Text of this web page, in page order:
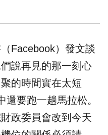
Facebook）發文談
說再見的那一刻心
的時間實在太短
要跑一趟馬拉松。
政委員會改到今天